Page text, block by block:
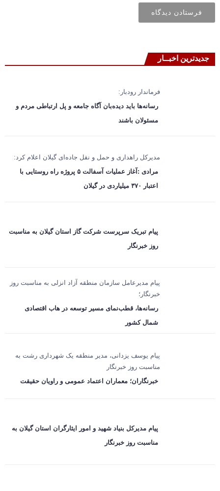
جدیدترین اخبــار
فرماندار رودبار:
رسانه‌ها باید دیده‌بان آگاه جامعه و پل ارتباطی مردم و
مسئولان باشند
مدیرکل راهداری و حمل‌ و نقل جاده‌ای گیلان اعلام کرد:
مرادی :آغاز عملیات آسفالت ۵ پروژه راه ‌روستایی با
اعتبار ۳۷۰ میلیاردی در گیلان
پیام تبریک سرپرست شرکت گاز استان گیلان به مناسبت
روز خبرنگار
پیام مدیرعامل سازمان منطقه آزاد انزلی به مناسبت روز
خبرنگار؛
رسانه‌ها، قطب‌نمای مسیر توسعه در هاب اقتصادی
شمال كشور
پیام یوسف یزدانی، مدیر منطقه یک شهرداری رشت به
مناسبت روز خبرنگار
خبرنگاران؛ معماران اعتماد عمومی و راویان حقیقت
پیام مدیرکل بنیاد شهید و امور ایثارگران استان گیلان به
مناسبت روز خبرنگار